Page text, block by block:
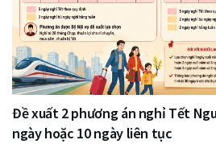
Đề xuất 2 phương án nghỉ Tết
ngày hoặc 10 ngày liên tục